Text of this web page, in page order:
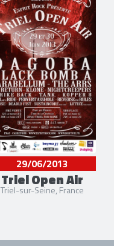
29/06/2013
Triel Open Air
Triel-sur-Seine, France